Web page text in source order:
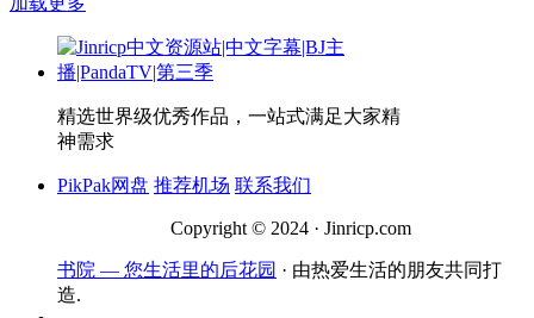
精选世界级优秀作品，一站式满足大家精
神需求
PikPak网盘 推荐机场 联系我们
Copyright © 2024 · Jinricp.com
书院 — 您生活里的后花园 · 由热爱生活的朋友共同打
造.